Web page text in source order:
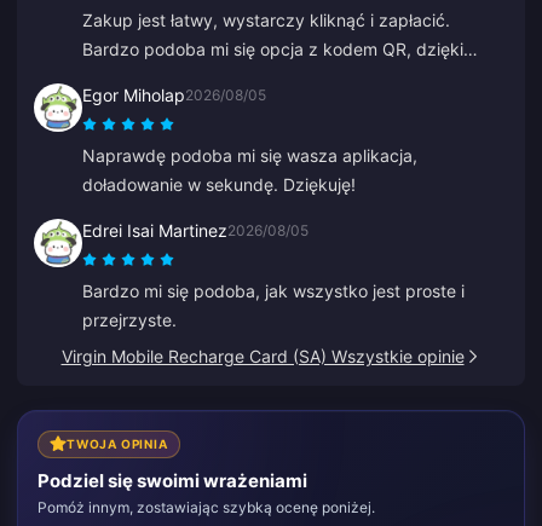
Zakup jest łatwy, wystarczy kliknąć i zapłacić.
Bardzo podoba mi się opcja z kodem QR, dzięki
Egor Miholap2026/08/05
Naprawdę podoba mi się wasza aplikacja,
doładowanie w sekundę. Dziękuję!
Edrei Isai Martinez2026/08/05
Bardzo mi się podoba, jak wszystko jest proste i
przejrzyste.
Virgin Mobile Recharge Card (SA) Wszystkie opinie
TWOJA OPINIA
Podziel się swoimi wrażeniami
Pomóż innym, zostawiając szybką ocenę poniżej.